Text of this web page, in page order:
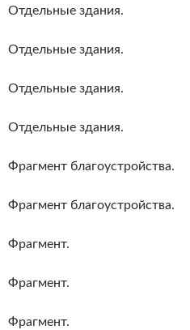
Отдельные здания.
Отдельные здания.
Отдельные здания.
Отдельные здания.
Фрагмент благоустройства.
Фрагмент благоустройства.
Фрагмент.
Фрагмент.
Фрагмент.